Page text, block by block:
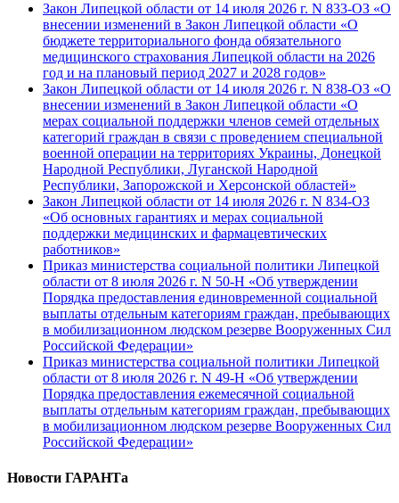
Закон Липецкой области от 14 июля 2026 г. N 833-ОЗ «О
внесении изменений в Закон Липецкой области «О
бюджете территориального фонда обязательного
медицинского страхования Липецкой области на 2026
год и на плановый период 2027 и 2028 годов»
Закон Липецкой области от 14 июля 2026 г. N 838-ОЗ «О
внесении изменений в Закон Липецкой области «О
мерах социальной поддержки членов семей отдельных
категорий граждан в связи с проведением специальной
военной операции на территориях Украины, Донецкой
Народной Республики, Луганской Народной
Республики, Запорожской и Херсонской областей»
Закон Липецкой области от 14 июля 2026 г. N 834-ОЗ
«Об основных гарантиях и мерах социальной
поддержки медицинских и фармацевтических
работников»
Приказ министерства социальной политики Липецкой
области от 8 июля 2026 г. N 50-Н «Об утверждении
Порядка предоставления единовременной социальной
выплаты отдельным категориям граждан, пребывающих
в мобилизационном людском резерве Вооруженных Сил
Российской Федерации»
Приказ министерства социальной политики Липецкой
области от 8 июля 2026 г. N 49-Н «Об утверждении
Порядка предоставления ежемесячной социальной
выплаты отдельным категориям граждан, пребывающих
в мобилизационном людском резерве Вооруженных Сил
Российской Федерации»
Новости ГАРАНТа